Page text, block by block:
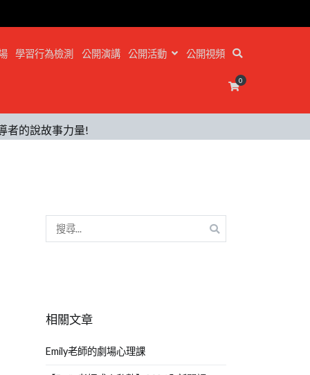
學習行為檢測 公開演講 公開活動 公開視頻
0
者的說故事力量!
相關文章
Emily老師的劇場心理課